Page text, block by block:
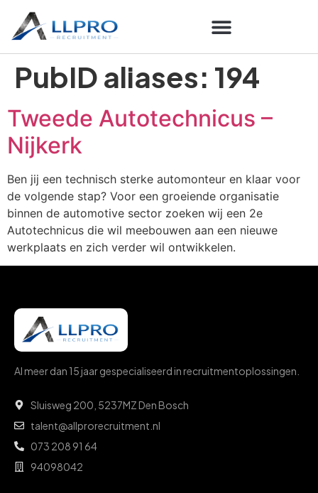
PubID aliases: 194
Tweede Autotechnicus –
Nijkerk
Ben jij een technisch sterke automonteur en klaar voor
de volgende stap? Voor een groeiende organisatie
binnen de automotive sector zoeken wij een 2e
Autotechnicus die wil meebouwen aan een nieuwe
werkplaats en zich verder wil ontwikkelen.
Al meer dan 15 jaar gespecialiseerd in recruitmentoplossingen.
Sluisweg 200, 5237MZ Den Bosch
talent@allprorecruitment.nl
073 208 91 64
94098042